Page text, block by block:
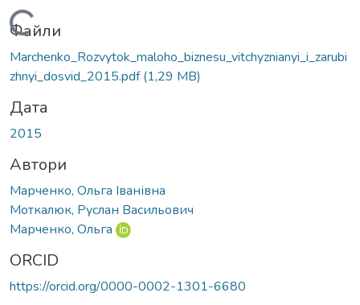
Вантажиться...
Файли
Marchenko_Rozvytok_maloho_biznesu_vitchyznianyi_i_zarubi
zhnyi_dosvid_2015.pdf(1,29 MB)
Дата
2015
Автори
Марченко, Ольга Іванівна
Моткалюк, Руслан Васильович
Марченко, Ольга
ORCID
https://orcid.org/0000-0002-1301-6680